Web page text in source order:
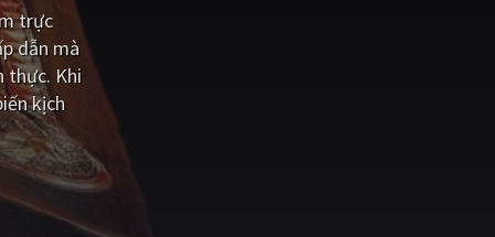
trực
dẫn mà
thực. Khi
kịch